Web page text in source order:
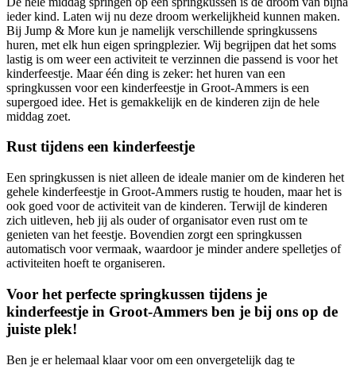
ieder kind. Laten wij nu deze droom werkelijkheid kunnen maken.
Bij Jump & More kun je namelijk verschillende springkussens
huren, met elk hun eigen springplezier. Wij begrijpen dat het soms
lastig is om weer een activiteit te verzinnen die passend is voor het
kinderfeestje. Maar één ding is zeker: het huren van een
springkussen voor een kinderfeestje in Groot-Ammers is een
supergoed idee. Het is gemakkelijk en de kinderen zijn de hele
middag zoet.
Rust tijdens een kinderfeestje
Een springkussen is niet alleen de ideale manier om de kinderen het
gehele kinderfeestje in Groot-Ammers rustig te houden, maar het is
ook goed voor de activiteit van de kinderen. Terwijl de kinderen
zich uitleven, heb jij als ouder of organisator even rust om te
genieten van het feestje. Bovendien zorgt een springkussen
automatisch voor vermaak, waardoor je minder andere spelletjes of
activiteiten hoeft te organiseren.
Voor het perfecte springkussen tijdens je
kinderfeestje in Groot-Ammers ben je bij ons op de
juiste plek!
Ben je er helemaal klaar voor om een onvergetelijk dag te